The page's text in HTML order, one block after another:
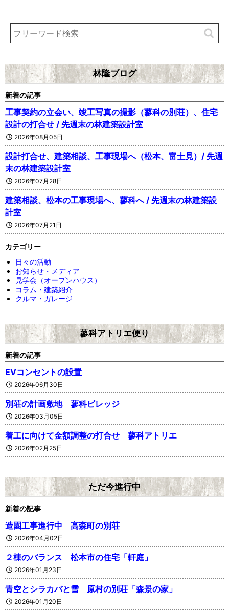
林隆ブログ
新着の記事
工事契約の立会い、竣工写真の撮影（蓼科の別荘）、住宅
設計の打合せ / 先週末の林建築設計室
2026年08月05日
設計打合せ、建築相談、工事現場へ（松本、富士見）/ 先週
末の林建築設計室
2026年07月28日
建築相談、松本の工事現場へ、蓼科へ / 先週末の林建築設
計室
2026年07月21日
カテゴリー
日々の活動
お知らせ・メディア
見学会（オープンハウス）
コラム・建築紹介
クルマ・ガレージ
蓼科アトリエ便り
新着の記事
EVコンセントの設置
2026年06月30日
別荘の計画敷地 蓼科ビレッジ
2026年03月05日
着工に向けて金額調整の打合せ 蓼科アトリエ
2026年02月25日
ただ今進行中
新着の記事
造園工事進行中 高森町の別荘
2026年04月02日
２棟のバランス 松本市の住宅「軒庭」
2026年01月23日
青空とシラカバと雪 原村の別荘「森景の家」
2026年01月20日